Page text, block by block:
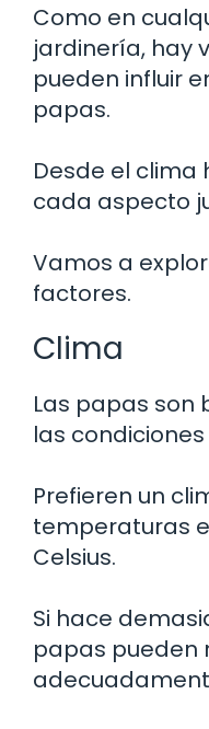
Como en
jardinería, hay
pueden influir
papas.
Desde el clima
cada aspecto
Vamos a
factores.
Clima
Las papas son
las
Prefieren un
temperaturas
Celsius.
Si hace
papas pueden